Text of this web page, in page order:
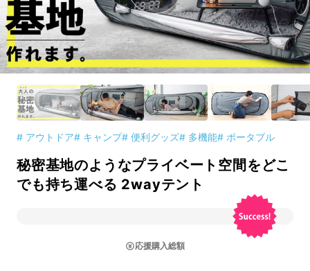
# アウトドア# キャンプ# 便利グッズ# 多機能# ポータブル
秘密基地のようなプライベート空間をどこ
でも持ち運べる 2wayテント
応援購入総額